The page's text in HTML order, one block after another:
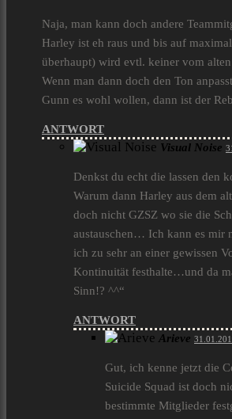
Naja, man kann doch andere
Harley ist eh raus und bis auf
überhaupt) wird evtl. keiner vom alten
Wenn man dann doch den Ton
Gunn es wohl wollen, dann ist der
ANTWORT
Visual Noise
Denkst du echt die lassen den
Warum dann Harley aus dem
doch nicht GZSZ wo sie die
austauschen… Ich kann es mir
ich zu sehr an einer gewissen
Kontinuität festhalte…und da
Sinn!? ^^“
ANTWORT
Arieve
Gut, ich kenne jetzt die
Suicide Squad ist doch
bestimmte Mitglieder